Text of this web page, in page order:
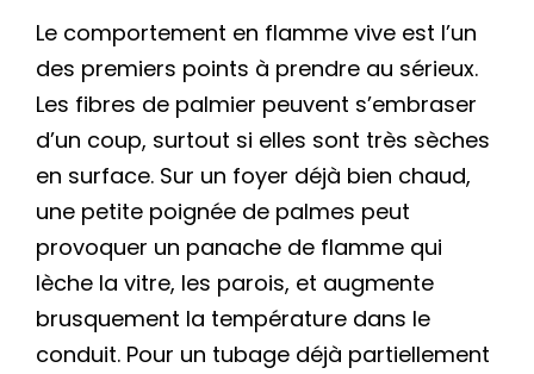
Le comportement en flamme vive est l’un
des premiers points à prendre au sérieux.
Les fibres de palmier peuvent s’embraser
d’un coup, surtout si elles sont très sèches
en surface. Sur un foyer déjà bien chaud,
une petite poignée de palmes peut
provoquer un panache de flamme qui
lèche la vitre, les parois, et augmente
brusquement la température dans le
conduit. Pour un tubage déjà partiellement